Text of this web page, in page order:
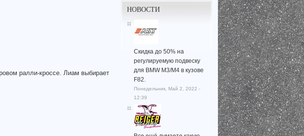
ралли-кроссе. Лиам выбирает
НОВОСТИ
Скидка до 50% на
регулируемую подвеску
для BMW M3/M4 в кузове
F82.
Понедельник, Май 2, 2022 -
12:39